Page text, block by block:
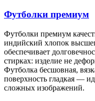
Футболки премиум
Футболки премиум
индийский хлопок
обеспечивает
стирках: изделие не
Футболка бесшовная,
поверхность гладкая —
сложных изображений.